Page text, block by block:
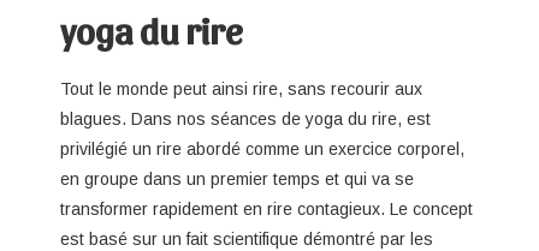
yoga du rire
Tout le monde peut ainsi rire, sans recourir aux
blagues. Dans nos séances de yoga du rire, est
privilégié un rire abordé comme un exercice corporel,
en groupe dans un premier temps et qui va se
transformer rapidement en rire contagieux. Le concept
est basé sur un fait scientifique démontré par les